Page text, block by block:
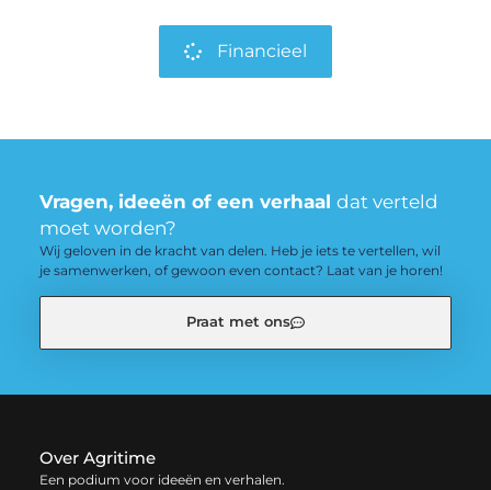
Financieel
Vragen, ideeën of een verhaal dat verteld
moet worden?
Wij geloven in de kracht van delen. Heb je iets te vertellen, wil
je samenwerken, of gewoon even contact? Laat van je horen!
Praat met ons
Over Agritime
Een podium voor ideeën en verhalen.